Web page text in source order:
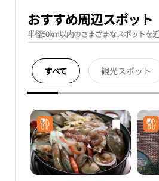
おすすめ周辺スポット
半径50km以内のさまざまなスポットを
すべて 観光スポット